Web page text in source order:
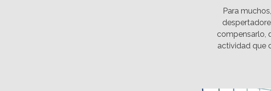
Para
compensarlo,
actividad que